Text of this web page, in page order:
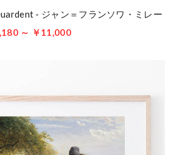
- ジャン＝フランソワ・ミレー
～ ￥11,000